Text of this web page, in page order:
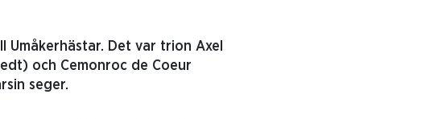
Det var trion Axel
och Cemonroc de Coeur
seger.